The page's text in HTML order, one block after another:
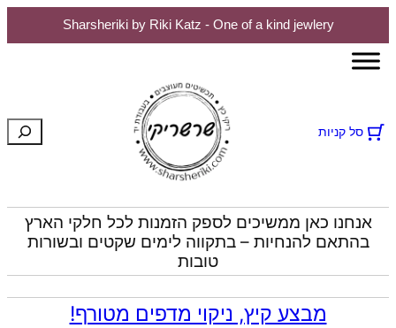
Sharsheriki by Riki Katz - One of a kind jewlery
לדלג
סל קניות חיפוש
אנחנו כאן ממשיכים לספק הזמנות לכל חלקי הארץ
בהתאם להנחיות – בתקווה לימים שקטים ובשורות
טובות
מבצע קיץ, ניקוי מדפים מטורף!